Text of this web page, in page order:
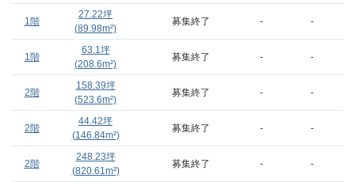
1階
27.22坪
(89.98m²)
募集終了 - -
1階
63.1坪
(208.6m²)
募集終了 - -
2階
158.39坪
(523.6m²)
募集終了 - -
2階
44.42坪
(146.84m²)
募集終了 - -
2階
248.23坪
(820.61m²)
募集終了 - -